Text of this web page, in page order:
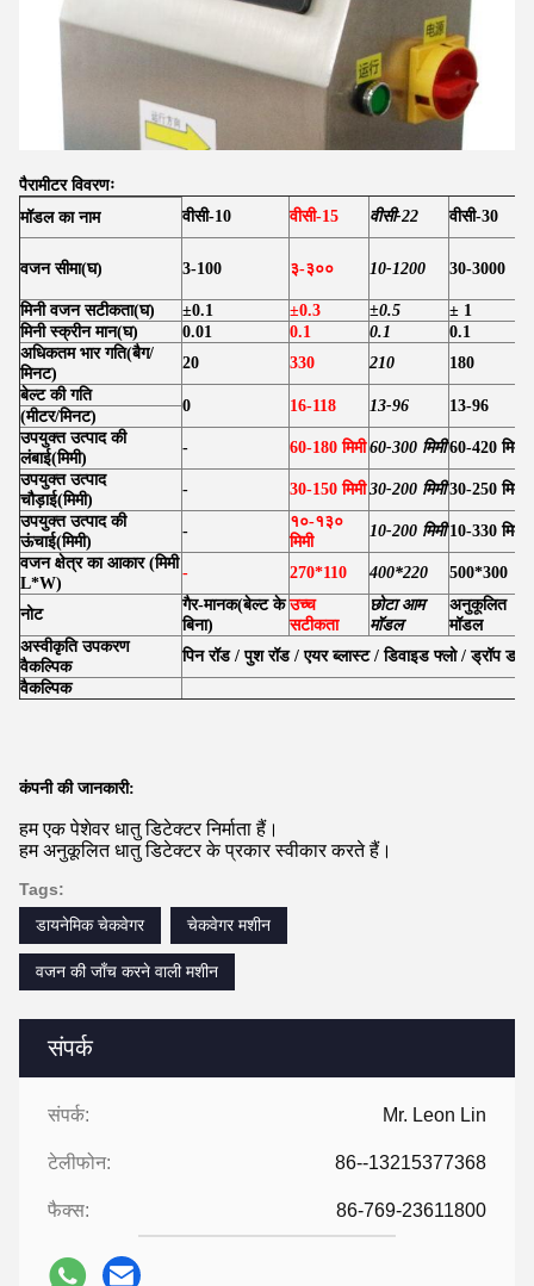
संपर्क
संपर्क: Mr. Leon Lin
टेलीफोन: 86--13215377368
फैक्स: 86-769-23611800
पैरामीटर विवरणः
वीसी-10
वीसी-15 वीसी-22 वीसी-30
मॉडल का नाम
वजन सीमा(घ) 3-100 ३-३०० 10-1200 30-3000
मिनी वजन सटीकता(घ) ±0.1 ±0.3 ±0.5
± 1
मिनी स्क्रीन मान(घ) 0.01 0.1 0.1
0.1
अधिकतम भार गति(बैग/
मिनट)
20 330 210
180
बेल्ट की गति
0 16-118 13-96 13-96
(मीटर/मिनट)
उपयुक्त उत्पाद की
लंबाई(मिमी)
- 60-180 मिमी 60-300 मिमी 60-420 मिमी
उपयुक्त उत्पाद
चौड़ाई(मिमी)
- 30-150 मिमी 30-200 मिमी 30-250 मिमी
उपयुक्त उत्पाद की
ऊंचाई(मिमी)
-
१०-१३०
मिमी
10-200 मिमी 10-330 मिमी
वजन क्षेत्र का आकार (मिमी
L*W)
- 270*110 400*220 500*300
नोट
गैर-मानक(बेल्ट के
बिना)
उच्च
सटीकता
छोटा आम
मॉडल
अनुकूलित
मॉडल
अस्वीकृति उपकरण
वैकल्पिक
पिन रॉड / पुश रॉड / एयर ब्लास्ट / डिवाइड फ्लो / ड्रॉप
वैकल्पिक
कंपनी की जानकारी:
हम एक पेशेवर धातु डिटेक्टर निर्माता हैं।
हम अनुकूलित धातु डिटेक्टर के प्रकार स्वीकार करते हैं।
Tags:
डायनेमिक चेकवेगर
चेकवेगर मशीन
वजन की जाँच करने वाली मशीन